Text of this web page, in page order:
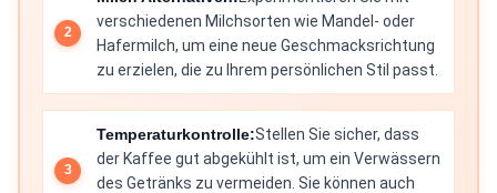
verschiedenen Milchsorten wie Mandel- oder
Hafermilch, um eine neue Geschmacksrichtung
zu erzielen, die zu Ihrem persönlichen Stil passt.
Temperaturkontrolle:Stellen Sie sicher, dass
der Kaffee gut abgekühlt ist, um ein Verwässern
des Getränks zu vermeiden. Sie können auch